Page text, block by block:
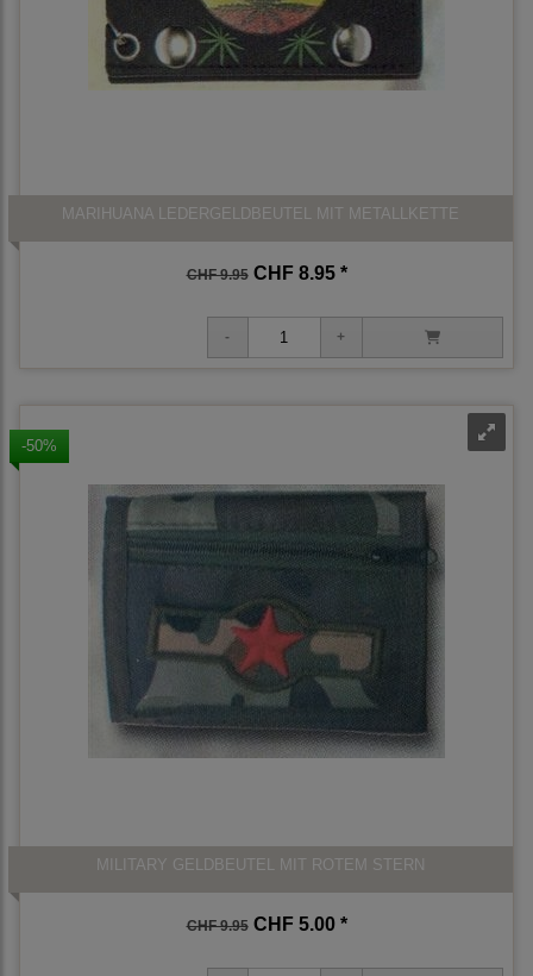
MARIHUANA LEDERGELDBEUTEL MIT METALLKETTE
CHF 9.95CHF 8.95 *
-50%
MILITARY GELDBEUTEL MIT ROTEM STERN
CHF 9.95CHF 5.00 *